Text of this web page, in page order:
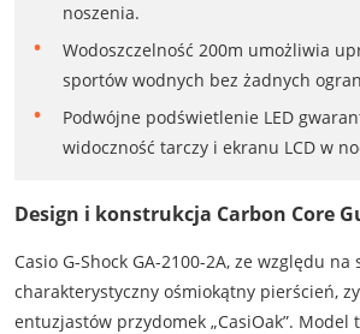
noszenia.
Wodoszczelność 200m umożliwia
sportów wodnych bez żadnych
Podwójne podświetlenie LED
widoczność tarczy i ekranu LCD w
Design i konstrukcja Carbon Core
Casio G-Shock GA-2100-2A, ze względu na
charakterystyczny ośmiokątny pierścień,
entuzjastów przydomek „CasiOak”. Model